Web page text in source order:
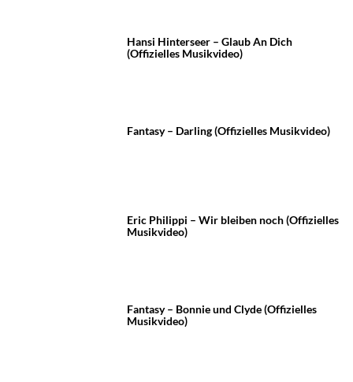
Hansi Hinterseer – Glaub An Dich
(Offizielles Musikvideo)
Fantasy – Darling (Offizielles Musikvideo)
Eric Philippi – Wir bleiben noch (Offizielles
Musikvideo)
Fantasy – Bonnie und Clyde (Offizielles
Musikvideo)